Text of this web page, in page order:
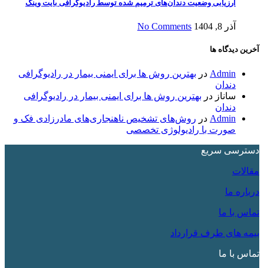
ارزیابی وضعیت دندان‌های ترمیم شده توسط رادیوگرافی بایت وینگ
آذر 8, 1404 No Comments
آخرین دیدگاه ها
Admin در بهترین روش ها برای ایمنی بیمار در رادیوگرافی
دندان
ساناز در بهترین روش ها برای ایمنی بیمار در رادیوگرافی
دندان
Admin در روش‌های تشخیص ناهنجاری‌های مادرزادی فک و
صورت با رادیولوژی تخصصی
دسترسی سریع
مقالات
درباره ما
تماس با ما
بیمه های طرف قرارداد
تماس با ما